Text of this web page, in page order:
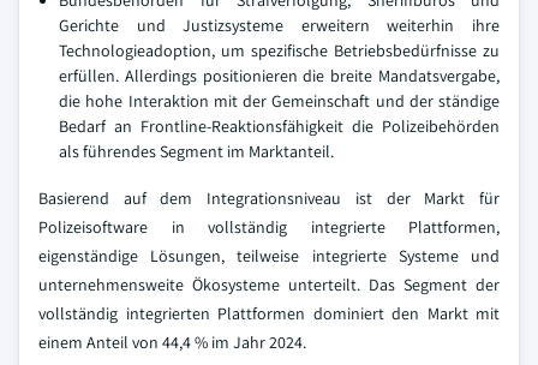
Gerichte und Justizsysteme erweitern weiterhin ihre
Technologieadoption, um spezifische Betriebsbedürfnisse zu
erfüllen. Allerdings positionieren die breite Mandatsvergabe,
die hohe Interaktion mit der Gemeinschaft und der ständige
Bedarf an Frontline-Reaktionsfähigkeit die Polizeibehörden
als führendes Segment im Marktanteil.
Basierend auf dem Integrationsniveau ist der Markt für
Polizeisoftware in vollständig integrierte Plattformen,
eigenständige Lösungen, teilweise integrierte Systeme und
unternehmensweite Ökosysteme unterteilt. Das Segment der
vollständig integrierten Plattformen dominiert den Markt mit
einem Anteil von 44,4 % im Jahr 2024.